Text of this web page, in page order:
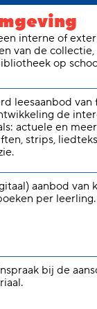
interne of
van de collectie,
op
leesaanbod van
de
actuele en
strips,
aanbod van
per leerling.
bij de